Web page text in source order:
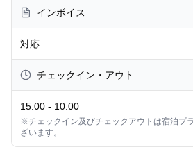
インボイス
対応
チェックイン・アウト
15:00 - 10:00
※チェックイン及びチェックアウトは宿泊プ
ざいます。